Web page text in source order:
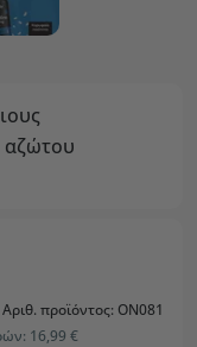
αζώτου
Αριθ. προϊόντος: ON081
16,99 €